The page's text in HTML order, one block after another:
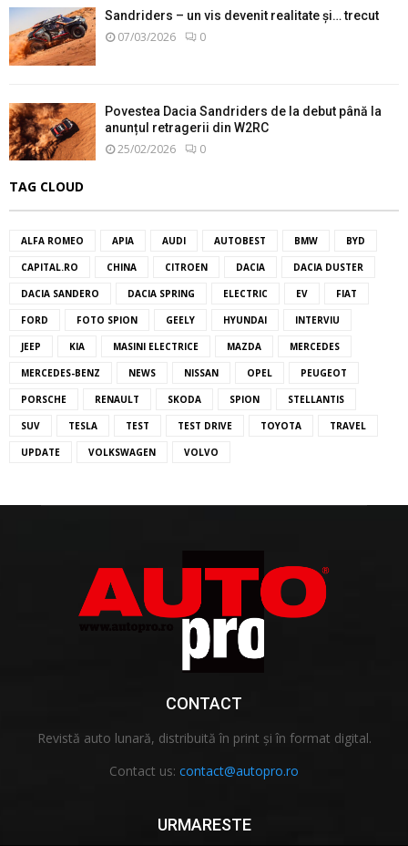
Sandriders – un vis devenit realitate și… trecut
07/03/2026 0
Povestea Dacia Sandriders de la debut până la
anunțul retragerii din W2RC
25/02/2026 0
TAG CLOUD
ALFA ROMEO APIA AUDI AUTOBEST BMW BYD
CAPITAL.RO CHINA CITROEN DACIA DACIA DUSTER
DACIA SANDERO DACIA SPRING ELECTRIC EV FIAT
FORD FOTO SPION GEELY HYUNDAI INTERVIU
JEEP KIA MASINI ELECTRICE MAZDA MERCEDES
MERCEDES-BENZ NEWS NISSAN OPEL PEUGEOT
PORSCHE RENAULT SKODA SPION STELLANTIS
SUV TESLA TEST TEST DRIVE TOYOTA TRAVEL
UPDATE VOLKSWAGEN VOLVO
CONTACT
Revistă auto lunară, distribuită în print și în format digital.
Contact us: contact@autopro.ro
URMARESTE